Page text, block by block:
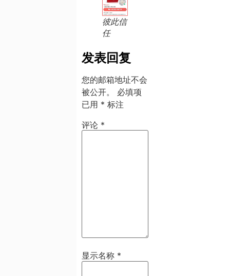
彼此信
任
发表回复
您的邮箱地址不会
被公开。
必填项
已用 * 标注
评论 *
显示名称 *